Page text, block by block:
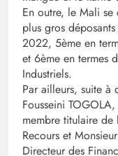
En outre, le Mali se
plus gros
2022, 5ème en
et 6ème en termes
Industriels.
Par ailleurs, suite à
Fousseini
membre titulaire de
Recours et
Directeur des